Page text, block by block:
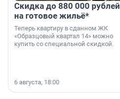
Скидка до 880 000 рублей
на готовое жильё*
Теперь квартиру в сданном ЖК
«Образцовый квартал 14» можно
купить со специальной скидкой.
6 августа, 18:00